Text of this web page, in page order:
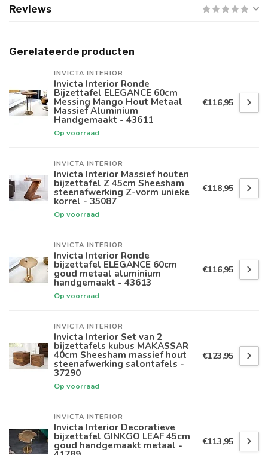
Reviews
Gerelateerde producten
INVICTA INTERIOR
Invicta Interior Ronde
Bijzettafel ELEGANCE 60cm
Messing Mango Hout Metaal
Massief Aluminium
Handgemaakt - 43611
Op voorraad
€116,95
INVICTA INTERIOR
Invicta Interior Massief houten
bijzettafel Z 45cm Sheesham
steenafwerking Z-vorm unieke
korrel - 35087
Op voorraad
€118,95
INVICTA INTERIOR
Invicta Interior Ronde
bijzettafel ELEGANCE 60cm
goud metaal aluminium
handgemaakt - 43613
Op voorraad
€116,95
INVICTA INTERIOR
Invicta Interior Set van 2
bijzettafels kubus MAKASSAR
40cm Sheesham massief hout
steenafwerking salontafels -
37290
Op voorraad
€123,95
INVICTA INTERIOR
Invicta Interior Decoratieve
bijzettafel GINKGO LEAF 45cm
goud handgemaakt metaal - €113,95